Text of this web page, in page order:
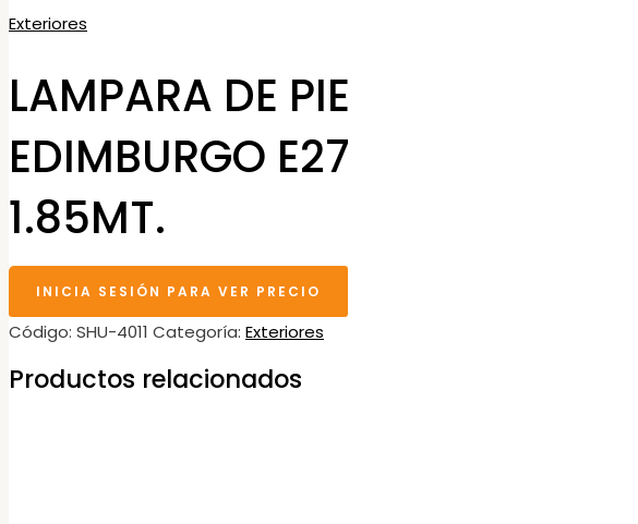
Exteriores
LAMPARA DE PIE
EDIMBURGO E27
1.85MT.
INICIA SESIÓN PARA VER PRECIO
Código: SHU-4011 Categoría: Exteriores
Productos relacionados